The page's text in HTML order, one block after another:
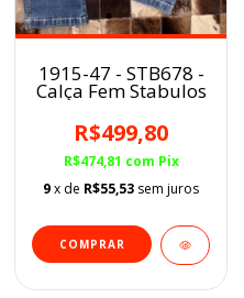
1915-47 - STB678 -
Calça Fem Stabulos
R$499,80
R$474,81 com Pix
9x de R$55,53 sem juros
COMPRAR